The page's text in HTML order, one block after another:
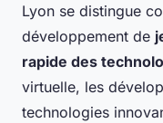
Lyon se distingue
développement de
rapide des
virtuelle, les
technologies